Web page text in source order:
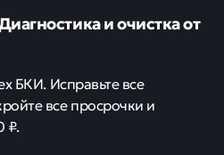
и очистка от
БКИ. Исправьте все
все просрочки и
₽.